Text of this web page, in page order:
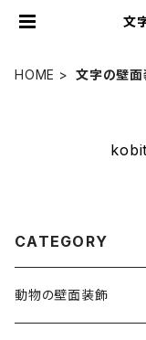
文
HOME 文字の壁面
CATEGORY
動物の壁面装飾